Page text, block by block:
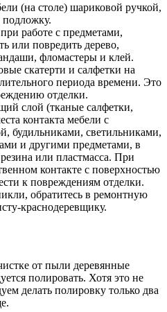
(на столе) шариковой ручкой,
работе с предметами,
или повредить дерево,
фломастеры и клей.
скатерти и салфетки на
периода времени. Это
отделки.
слой (тканые салфетки,
контакта мебели с
будильниками, светильниками,
и другими предметами, в
или пластмасса. При
контакте с поверхностью
к повреждениям отделки.
обратитесь в ремонтную
краснодеревщику.
от пыли деревянные
полировать. Хотя это не
делать полировку только два